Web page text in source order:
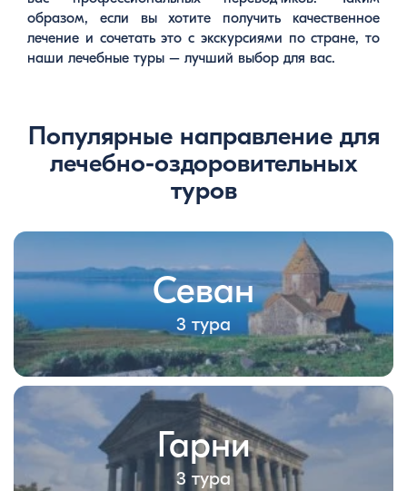
образом, если вы хотите получить качественное
лечение и сочетать это с экскурсиями по стране, то
наши лечебные туры – лучший выбор для вас.
Популярные направление для
лечебно-оздоровительных
туров
Севан
3 тура
Гарни
3 тура